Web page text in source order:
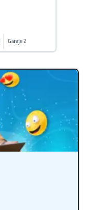
Garaje 2